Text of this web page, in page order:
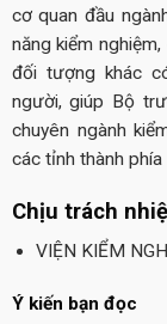
cơ quan đầu
năng kiểm
đối tượng khác
người, giúp Bộ
chuyên ngành
các tỉnh thành
Chịu trách
VIỆN KIỂM
Ý kiến bạn đọc